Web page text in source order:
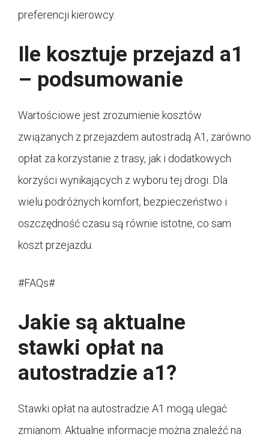
preferencji kierowcy.
Ile kosztuje przejazd a1
– podsumowanie
Wartościowe jest zrozumienie kosztów
związanych z przejazdem autostradą A1, zarówno
opłat za korzystanie z trasy, jak i dodatkowych
korzyści wynikających z wyboru tej drogi. Dla
wielu podróżnych komfort, bezpieczeństwo i
oszczędność czasu są równie istotne, co sam
koszt przejazdu.
#FAQs#
Jakie są aktualne
stawki opłat na
autostradzie a1?
Stawki opłat na autostradzie A1 mogą ulegać
zmianom. Aktualne informacje można znaleźć na